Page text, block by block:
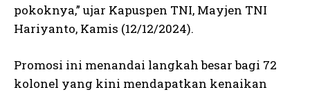
pokoknya,” ujar Kapuspen TNI, Mayjen TNI
Hariyanto, Kamis (12/12/2024).
Promosi ini menandai langkah besar bagi 72
kolonel yang kini mendapatkan kenaikan